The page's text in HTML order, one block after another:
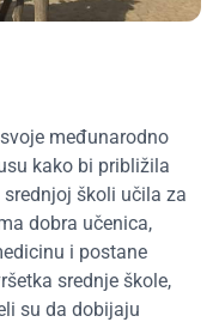
međunarodno
kako bi približila
srednjoj školi učila za
dobra učenica,
i postane
srednje škole,
su da dobijaju